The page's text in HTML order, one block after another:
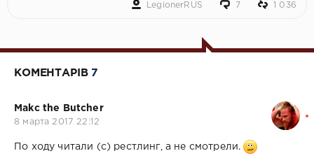
LegionerRUS 7 1 036
КОМЕНТАРІВ 7
Makc the Butcher
8 марта 2017 22:12
По ходу читали (с) рестлинг, а не смотрели.